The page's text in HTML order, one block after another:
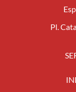
Pl.